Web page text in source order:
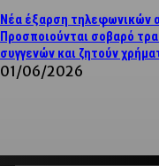
Νέα έξαρση τηλεφωνικών
Προσποιούνται σοβαρό
συγγενών και ζητούν
01/06/2026